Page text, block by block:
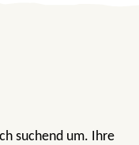
suchend um. Ihre